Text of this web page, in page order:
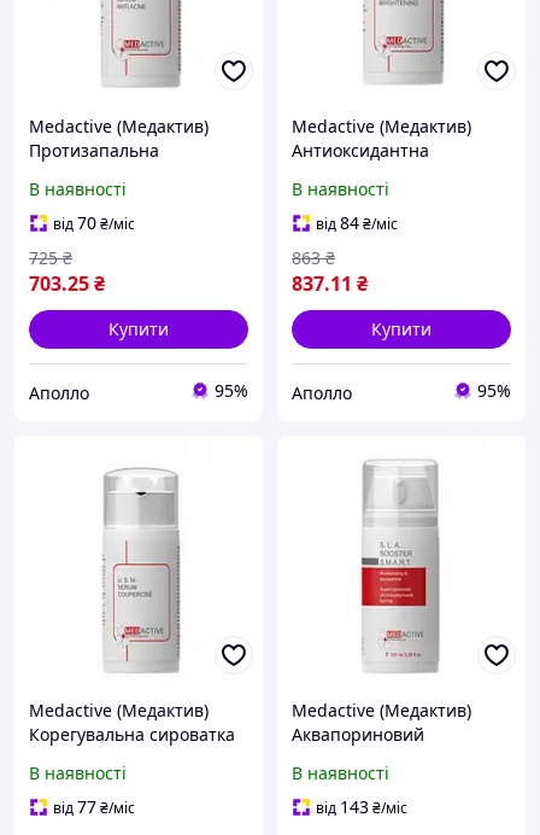
Medactive (Медактив)
Протизапальна
Anti Acne для проблемної
шкіри, 30 мл
В наявності
від70₴/міс
703.25₴
725 ₴
Купити
Аполло 95%
Medactive (Медактив)
Антиоксидантна
B.X.P. Serum Brightening
для обличчя, 30 мл
В наявності
від84₴/міс
837.11 ₴
863 ₴
Купити
Аполло 95%
Medactive (Медактив)
Корегувальна сироватка
anti-couperose для
обличчя, 30 мл
В наявності
від77₴/міс
Medactive (Медактив)
Аквапориновий
S.L.A. Booster S.M.A.R.T.,
100 мл
В наявності
від 143₴/міс